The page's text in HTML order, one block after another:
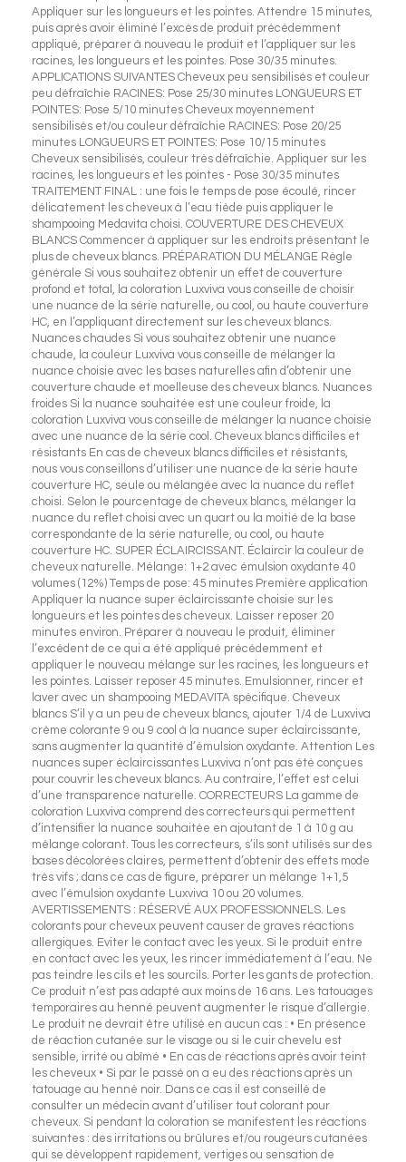
Appliquer sur les longueurs et les pointes. Attendre 15 minutes,
puis après avoir éliminé l’excès de produit précédemment
appliqué, préparer à nouveau le produit et l’appliquer sur les
racines, les longueurs et les pointes. Pose 30/35 minutes.
APPLICATIONS SUIVANTES Cheveux peu sensibilisés et couleur
peu défraîchie RACINES: Pose 25/30 minutes LONGUEURS ET
POINTES: Pose 5/10 minutes Cheveux moyennement
sensibilisés et/ou couleur défraîchie RACINES: Pose 20/25
minutes LONGUEURS ET POINTES: Pose 10/15 minutes
Cheveux sensibilisés, couleur très défraîchie. Appliquer sur les
racines, les longueurs et les pointes - Pose 30/35 minutes
TRAITEMENT FINAL : une fois le temps de pose écoulé, rincer
délicatement les cheveux à l’eau tiède puis appliquer le
shampooing Medavita choisi. COUVERTURE DES CHEVEUX
BLANCS Commencer à appliquer sur les endroits présentant le
plus de cheveux blancs. PRÉPARATION DU MÉLANGE Règle
générale Si vous souhaitez obtenir un effet de couverture
profond et total, la coloration Luxviva vous conseille de choisir
une nuance de la série naturelle, ou cool, ou haute couverture
HC, en l’appliquant directement sur les cheveux blancs.
Nuances chaudes Si vous souhaitez obtenir une nuance
chaude, la couleur Luxviva vous conseille de mélanger la
nuance choisie avec les bases naturelles afin d’obtenir une
couverture chaude et moelleuse des cheveux blancs. Nuances
froides Si la nuance souhaitée est une couleur froide, la
coloration Luxviva vous conseille de mélanger la nuance choisie
avec une nuance de la série cool. Cheveux blancs difficiles et
résistants En cas de cheveux blancs difficiles et résistants,
nous vous conseillons d’utiliser une nuance de la série haute
couverture HC, seule ou mélangée avec la nuance du reflet
choisi. Selon le pourcentage de cheveux blancs, mélanger la
nuance du reflet choisi avec un quart ou la moitié de la base
correspondante de la série naturelle, ou cool, ou haute
couverture HC. SUPER ÉCLAIRCISSANT. Éclaircir la couleur de
cheveux naturelle. Mélange: 1+2 avec émulsion oxydante 40
volumes (12%) Temps de pose: 45 minutes Première application
Appliquer la nuance super éclaircissante choisie sur les
longueurs et les pointes des cheveux. Laisser reposer 20
minutes environ. Préparer à nouveau le produit, éliminer
l’excédent de ce qui a été appliqué précédemment et
appliquer le nouveau mélange sur les racines, les longueurs et
les pointes. Laisser reposer 45 minutes. Emulsionner, rincer et
laver avec un shampooing MEDAVITA spécifique. Cheveux
blancs S’il y a un peu de cheveux blancs, ajouter 1/4 de Luxviva
crème colorante 9 ou 9 cool à la nuance super éclaircissante,
sans augmenter la quantité d’émulsion oxydante. Attention Les
nuances super éclaircissantes Luxviva n’ont pas été conçues
pour couvrir les cheveux blancs. Au contraire, l’effet est celui
d’une transparence naturelle. CORRECTEURS La gamme de
coloration Luxviva comprend des correcteurs qui permettent
d’intensifier la nuance souhaitée en ajoutant de 1 à 10 g au
mélange colorant. Tous les correcteurs, s’ils sont utilisés sur des
bases décolorées claires, permettent d’obtenir des effets mode
très vifs ; dans ce cas de figure, préparer un mélange 1+1,5
avec l’émulsion oxydante Luxviva 10 ou 20 volumes.
AVERTISSEMENTS : RÉSERVÉ AUX PROFESSIONNELS. Les
colorants pour cheveux peuvent causer de graves réactions
allergiques. Eviter le contact avec les yeux. Si le produit entre
en contact avec les yeux, les rincer immédiatement à l’eau. Ne
pas teindre les cils et les sourcils. Porter les gants de protection.
Ce produit n’est pas adapté aux moins de 16 ans. Les tatouages
temporaires au henné peuvent augmenter le risque d’allergie.
Le produit ne devrait être utilisé en aucun cas : • En présence
de réaction cutanée sur le visage ou si le cuir chevelu est
sensible, irrité ou abîmé • En cas de réactions après avoir teint
les cheveux • Si par le passé on a eu des réactions après un
tatouage au henné noir. Dans ce cas il est conseillé de
consulter un médecin avant d’utiliser tout colorant pour
cheveux. Si pendant la coloration se manifestent les réactions
suivantes : des irritations ou brûlures et/ou rougeurs cutanées
qui se développent rapidement, vertiges ou sensation de